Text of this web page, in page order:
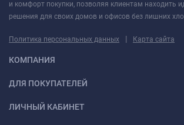
и комфорт покупки, позволяя клиентам находить
решения для своих домов и офисов без лишних
Политика персональных данных | Карта сайта
КОМПАНИЯ
ДЛЯ ПОКУПАТЕЛЕЙ
ЛИЧНЫЙ КАБИНЕТ